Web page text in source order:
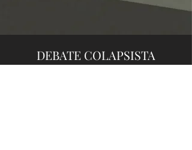
DEBATE COLAPSISTA